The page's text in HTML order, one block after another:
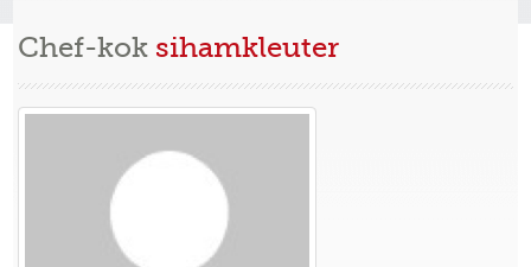
Chef-kok sihamkleuter